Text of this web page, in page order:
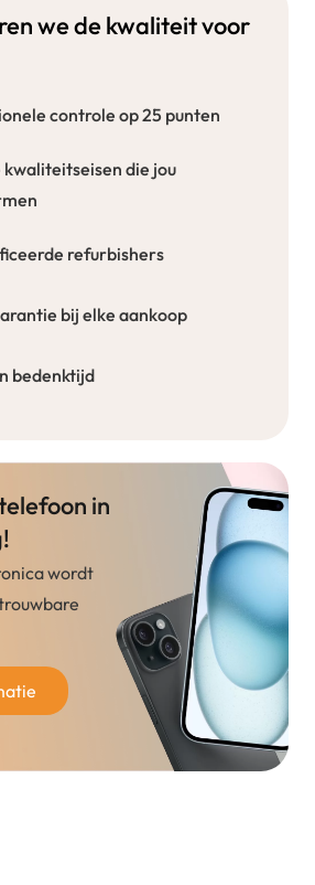
we de kwaliteit voor
controle op 25 punten
kwaliteitseisen die jou
refurbishers
bij elke aankoop
bedenktijd
in
wordt